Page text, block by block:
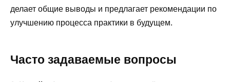
делает общие выводы и предлагает рекомендации по
улучшению процесса практики в будущем.
Часто задаваемые вопросы